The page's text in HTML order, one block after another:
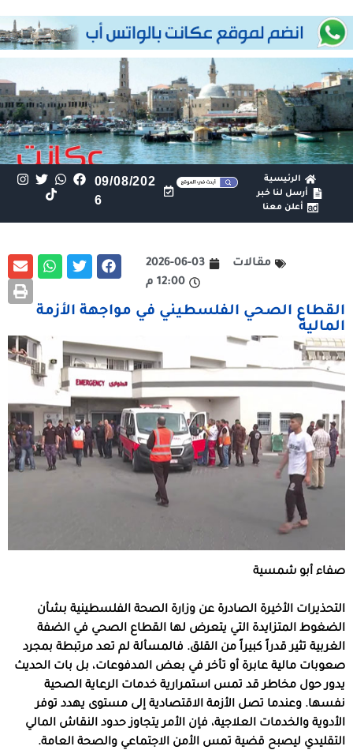
الرئيسية
أرسل لنا خبر
أعلن معنا
09/08/202
6
مقالات
2026-06-03
12:00 م
القطاع الصحي الفلسطيني في مواجهة الأزمة
المالية
صفاء أبو شمسية
التحذيرات الأخيرة الصادرة عن وزارة الصحة الفلسطينية بشأن
الضغوط المتزايدة التي يتعرض لها القطاع الصحي في الضفة
الغربية تثير قدراً كبيراً من القلق. فالمسألة لم تعد مرتبطة بمجرد
صعوبات مالية عابرة أو تأخر في بعض المدفوعات، بل بات الحديث
يدور حول مخاطر قد تمس استمرارية خدمات الرعاية الصحية
نفسها. وعندما تصل الأزمة الاقتصادية إلى مستوى يهدد توفر
الأدوية والخدمات العلاجية، فإن الأمر يتجاوز حدود النقاش المالي
التقليدي ليصبح قضية تمس الأمن الاجتماعي والصحة العامة.